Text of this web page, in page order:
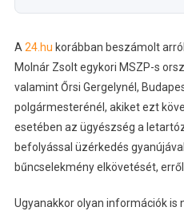
A 24.hu korábban beszámolt
Molnár Zsolt egykori MSZP-s
valamint Őrsi Gergelynél,
polgármesterénél, akiket ezt
esetében az ügyészség a
befolyással üzérkedés
bűncselekmény elkövetését,
Ugyanakkor olyan információk is